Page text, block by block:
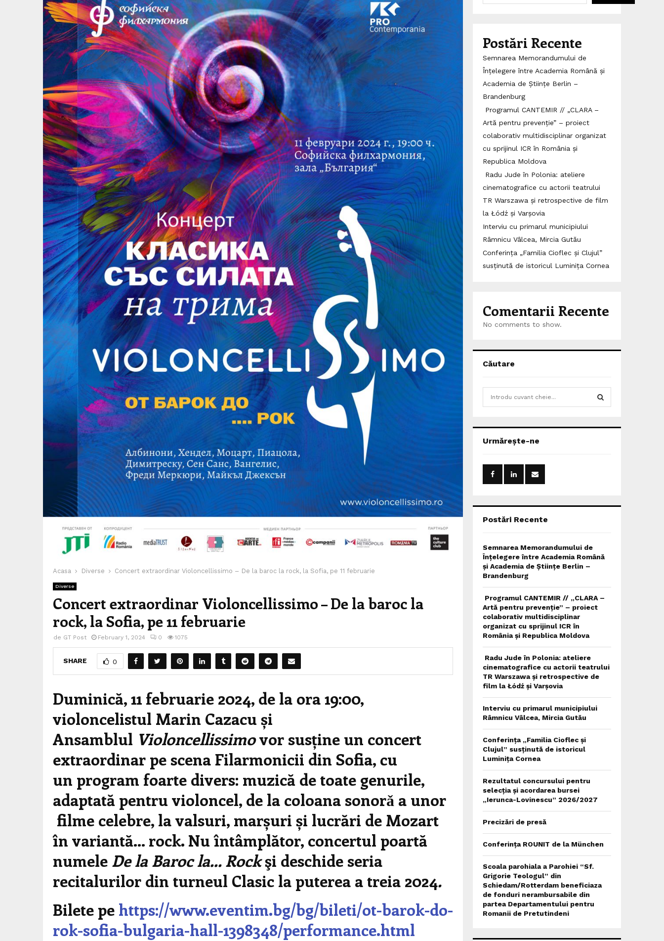
Acasa Diverse Concert extraordinar Violoncellissimo – De la baroc la rock, la Sofia, pe 11 februarie
Diverse
Concert extraordinar Violoncellissimo – De la baroc la
rock, la Sofia, pe 11 februarie
de GT Post February 1, 2024 0 1075
SHARE 0
Duminică, 11 februarie 2024, de la ora 19:00,
violoncelistul Marin Cazacu și
Ansamblul Violoncellissimovor susține un concert
extraordinar pe scena Filarmonicii din Sofia, cu
un program foarte divers: muzică de toate genurile,
adaptată pentru violoncel, de la coloana sonorǎ a unor
filme celebre, la valsuri, marșuri și lucrări de Mozart
în variantă… rock. Nu întâmplător, concertul poartă
numele De la Baroc la… Rockşi deschide seria
recitalurilor din turneul Clasic la puterea a treia 2024.
Bilete pe https://www.eventim.bg/bg/bileti/ot-barok-do-
rok-sofia-bulgaria-hall-1398348/performance.html
Postări Recente
Semnarea Memorandumului de
Înțelegere între Academia Română și
Academia de Științe Berlin –
Brandenburg
Programul CANTEMIR // „CLARA –
Artă pentru prevenție” – proiect
colaborativ multidisciplinar organizat
cu sprijinul ICR în România și
Republica Moldova
Radu Jude în Polonia: ateliere
cinematografice cu actorii teatrului
TR Warszawa și retrospective de film
la Łódź și Varșovia
Interviu cu primarul municipiului
Râmnicu Vâlcea, Mircia Gutău
Conferința „Familia Cioflec și Clujul”
susținută de istoricul Luminița Cornea
Comentarii Recente
No comments to show.
Căutare
h
o
:
Urmărește-ne
Postări Recente
Semnarea Memorandumului de
Înțelegere între Academia Română
și Academia de Științe Berlin –
Brandenburg
Programul CANTEMIR // „CLARA –
Artă pentru prevenție” – proiect
colaborativ multidisciplinar
organizat cu sprijinul ICR în
România și Republica Moldova
Radu Jude în Polonia: ateliere
cinematografice cu actorii teatrului
TR Warszawa și retrospective de
film la Łódź și Varșovia
Interviu cu primarul municipiului
Râmnicu Vâlcea, Mircia Gutău
Conferința „Familia Cioflec și
Clujul” susținută de istoricul
Luminița Cornea
Rezultatul concursului pentru
selecția și acordarea bursei
„Ierunca-Lovinescu” 2026/2027
Precizări de presă
Conferința ROUNIT de la München
Scoala parohiala a Parohiei “Sf.
Grigorie Teologul” din
Schiedam/Rotterdam beneficiaza
de fonduri nerambursabile din
partea Departamentului pentru
Romanii de Pretutindeni